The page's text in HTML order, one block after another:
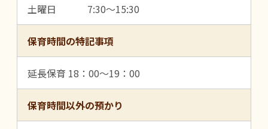
土曜日 7:30～15:30
保育時間の特記事項
延長保育 18：00～19：00
保育時間以外の預かり